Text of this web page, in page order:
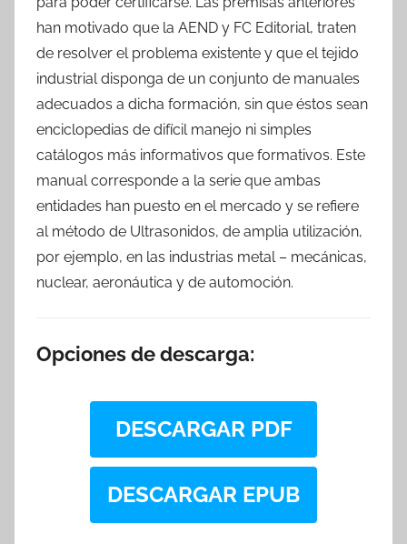
han motivado que la AEND y FC Editorial, traten
de resolver el problema existente y que el tejido
industrial disponga de un conjunto de manuales
adecuados a dicha formación, sin que éstos sean
enciclopedias de difícil manejo ni simples
catálogos más informativos que formativos. Este
manual corresponde a la serie que ambas
entidades han puesto en el mercado y se refiere
al método de Ultrasonidos, de amplia utilización,
por ejemplo, en las industrias metal – mecánicas,
nuclear, aeronáutica y de automoción.
Opciones de descarga:
DESCARGAR PDF
DESCARGAR EPUB